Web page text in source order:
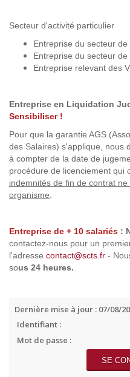
Secteur d'activité particulier
Entreprise du secteur
Entreprise du secteur
Entreprise relevant des
Entreprise en Liquidation
Sensibiliser !
Pour que la garantie AGS
des Salaires) s'applique, nous
à compter de la date de
procédure de licenciement qui
indemnités de fin de contrat
organisme
Entreprise de + 10 salariés :
contactez-nous pour un
l'adresse contact@scts.fr -
sous 24 heures.
Dernière mise à jour : 07/08/
Identifiant :
Mot de passe :